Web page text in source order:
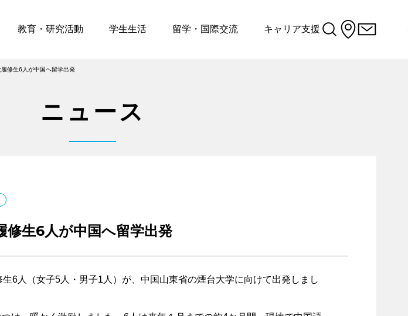
教育・研究活動 学生生活 留学・国際交流 キャリア支援
修生6人が中国へ留学出発
ニュース
修生6人が中国へ留学出発
6人（女子5人・男子1人）が、中国山東省の煙台大学に向けて出発しまし